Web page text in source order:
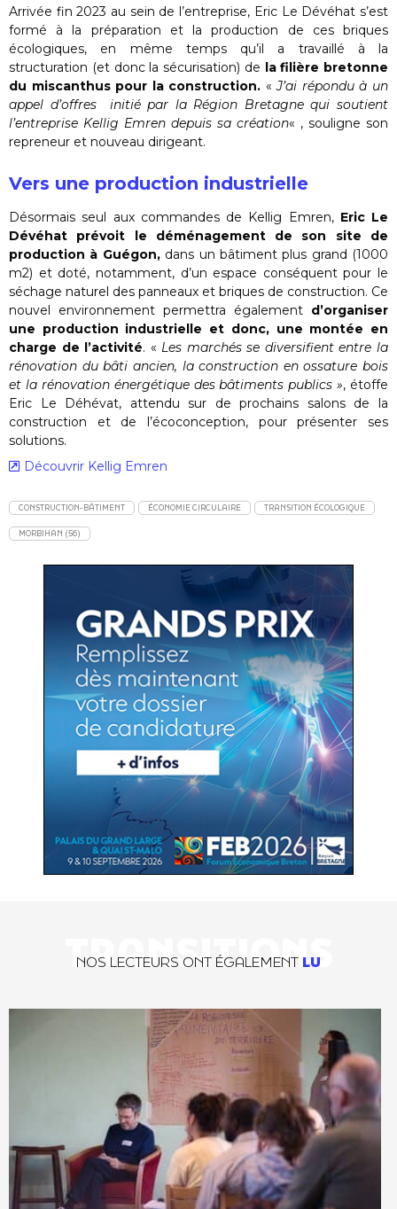
Arrivée fin 2023 au sein de l’entreprise, Eric Le Dévéhat s’est
formé à la préparation et la production de ces briques
écologiques, en même temps qu’il a travaillé à la
structuration (et donc la sécurisation) de la filière bretonne
du miscanthus pour la construction. «J’ai répondu à un
appel d’offres initié par la Région Bretagne qui soutient
l’entreprise Kellig Emren depuis sa création« , souligne son
repreneur et nouveau dirigeant.
Vers une production industrielle
Désormais seul aux commandes de Kellig Emren, Eric Le
Dévéhat prévoit le déménagement de son site de
production à Guégon,dans un bâtiment plus grand (1000
m2) et doté, notamment, d’un espace conséquent pour le
séchage naturel des panneaux et briques de construction. Ce
nouvel environnement permettra également d’organiser
une production industrielle et donc, une montée en
charge de l’activité. « Les marchés se diversifient entre la
rénovation du bâti ancien, la construction en ossature bois
et la rénovation énergétique des bâtiments publics », étoffe
Eric Le Déhévat, attendu sur de prochains salons de la
construction et de l’écoconception, pour présenter ses
solutions.
Découvrir Kellig Emren
CONSTRUCTION-BÂTIMENT ÉCONOMIE CIRCULAIRE TRANSITION ÉCOLOGIQUE
MORBIHAN (56)
TRANSITIONS
NOS LECTEURS ONT ÉGALEMENT LU